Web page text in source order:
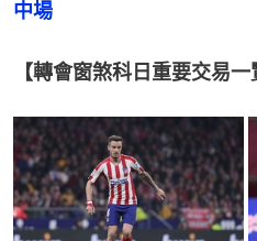
中場
【轉會窗煞科日重要交易一